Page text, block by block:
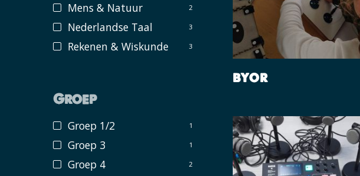
Mens & Natuur 2
Nederlandse Taal 3
Rekenen & Wiskunde 3
Groep
Groep 1/2 1
Groep 3 1
Groep 4 2
BYOR